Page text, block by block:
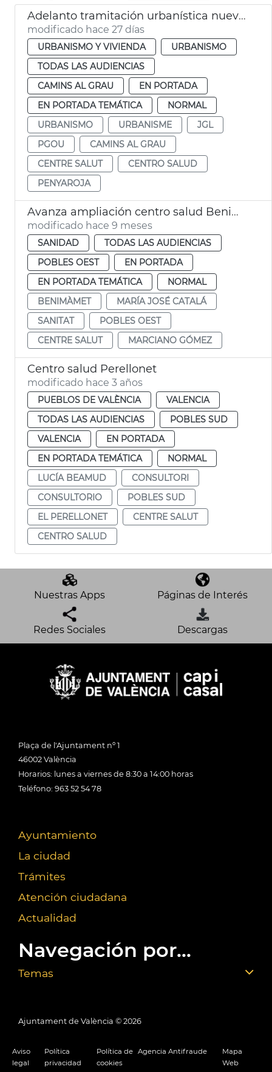
Adelanto tramitación urbanística nuevo centre salud Peñaroja
modificado hace 27 días
URBANISMO Y VIVIENDA
URBANISMO
TODAS LAS AUDIENCIAS
CAMINS AL GRAU
EN PORTADA
EN PORTADA TEMÁTICA
NORMAL
URBANISMO
URBANISME
JGL
PGOU
CAMINS AL GRAU
CENTRE SALUT
CENTRO SALUD
PENYAROJA
Avanza ampliación centro salud Benimámet
modificado hace 9 meses
SANIDAD
TODAS LAS AUDIENCIAS
POBLES OEST
EN PORTADA
EN PORTADA TEMÁTICA
NORMAL
BENIMÀMET
MARÍA JOSÉ CATALÁ
SANITAT
POBLES OEST
CENTRE SALUT
MARCIANO GÓMEZ
Centro salud Perellonet
modificado hace 3 años
PUEBLOS DE VALÈNCIA
VALENCIA
TODAS LAS AUDIENCIAS
POBLES SUD
VALENCIA
EN PORTADA
EN PORTADA TEMÁTICA
NORMAL
LUCÍA BEAMUD
CONSULTORI
CONSULTORIO
POBLES SUD
EL PERELLONET
CENTRE SALUT
CENTRO SALUD
Nuestras Apps Páginas de Interés
Redes Sociales Descargas
Plaça de l'Ajuntament nº 1
46002 València
Horarios: lunes a viernes de 8:30 a 14:00 horas
Teléfono: 963 52 54 78
Ayuntamiento
La ciudad
Trámites
Atención ciudadana
Actualidad
Navegación por...
Temas
Ajuntament de València © 2026
Aviso
legal
Política
privacidad
Política de
cookies
Agencia Antifraude
Mapa
Web